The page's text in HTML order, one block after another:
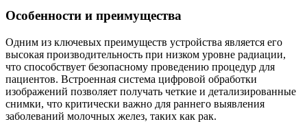
Особенности и преимущества
Одним из ключевых преимуществ устройства является его
высокая производительность при низком уровне радиации,
что способствует безопасному проведению процедур для
пациентов. Встроенная система цифровой обработки
изображений позволяет получать четкие и детализированные
снимки, что критически важно для раннего выявления
заболеваний молочных желез, таких как рак.